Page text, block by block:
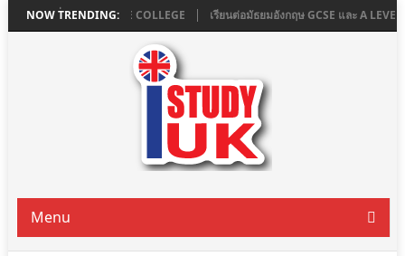
NOW TRENDING:
ที่ ASHBOURNE COLLEGE เรียนต่อมัธยมอังกฤษ GCSE และ A LEVEL
Menu